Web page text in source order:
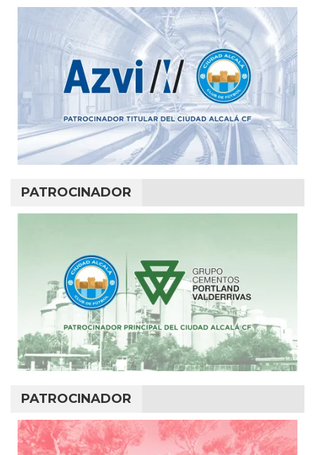
PATROCINADOR
PATROCINADOR